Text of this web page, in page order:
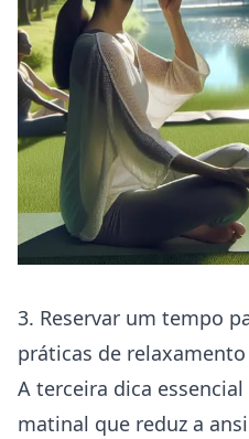
3. Reservar um tempo
práticas de relaxamento
A terceira dica
matinal que reduz a